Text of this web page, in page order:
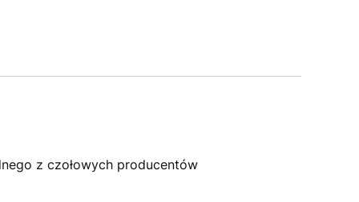
z czołowych producentów